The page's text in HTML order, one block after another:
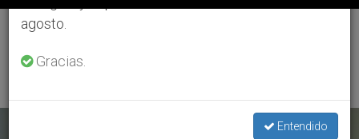
Matrimonio Y Familia’
agosto.
Gracias.
Entendido